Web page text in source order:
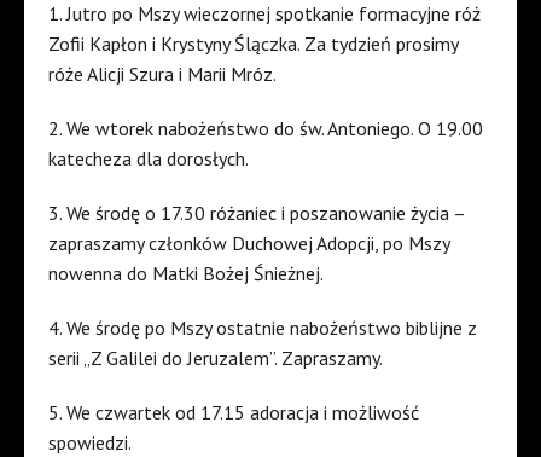
1. Jutro po Mszy wieczornej spotkanie formacyjne róż
Zofii Kapłon i Krystyny Ślączka. Za tydzień prosimy
róże Alicji Szura i Marii Mróz.
2. We wtorek nabożeństwo do św. Antoniego. O 19.00
katecheza dla dorosłych.
3. We środę o 17.30 różaniec i poszanowanie życia –
zapraszamy członków Duchowej Adopcji, po Mszy
nowenna do Matki Bożej Śnieżnej.
4. We środę po Mszy ostatnie nabożeństwo biblijne z
serii „Z Galilei do Jeruzalem”. Zapraszamy.
5. We czwartek od 17.15 adoracja i możliwość
spowiedzi.